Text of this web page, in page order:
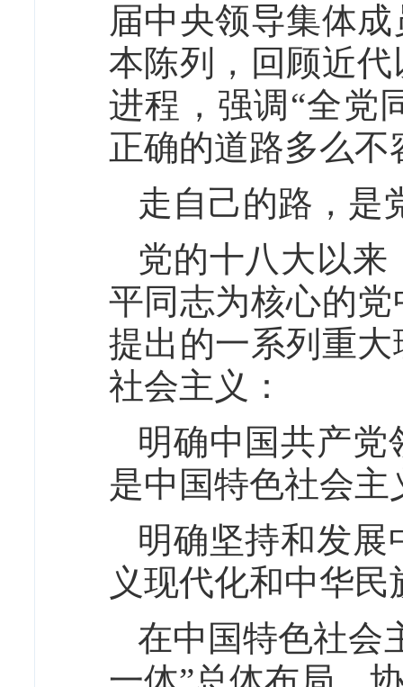
届中央领导集体
本陈列，回顾近
进程，强调“全党
正确的道路多么
走自己的路，是
党的十八大以
平同志为核心的
提出的一系列重
社会主义：
明确中国共产党
是中国特色社会
明确坚持和发展
义现代化和中华
在中国特色社会